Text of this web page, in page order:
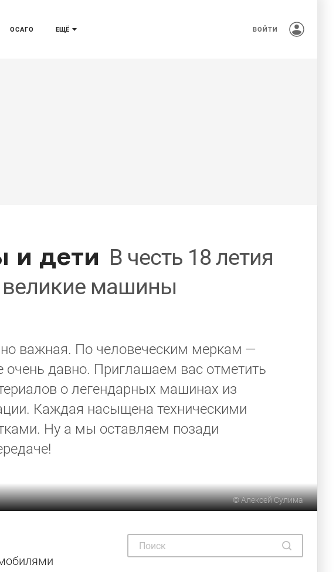
ЕЩЁ
ОСАГО ВОЙТИ
и дети В честь 18 летия
великие машины
важная. По человеческим меркам —
давно. Приглашаем вас отметить
о легендарных машинах из
Каждая насыщена техническими
Ну а мы оставляем позади
©Алексей Сулима